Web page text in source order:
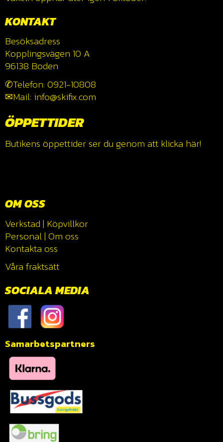
KONTAKT
Besöksadress
Kopplingsvägen 10 A
96138 Boden
✆Telefon: 0921-10808
✉Mail: info@skifix.com
ÖPPETTIDER
Butikens öppettider ser du genom att klicka här!
OM OSS
Verkstad | Köpvillkor
Personal| Om oss
Kontakta oss
Våra fraktsätt
SOCIALA MEDIA
Samarbetspartners